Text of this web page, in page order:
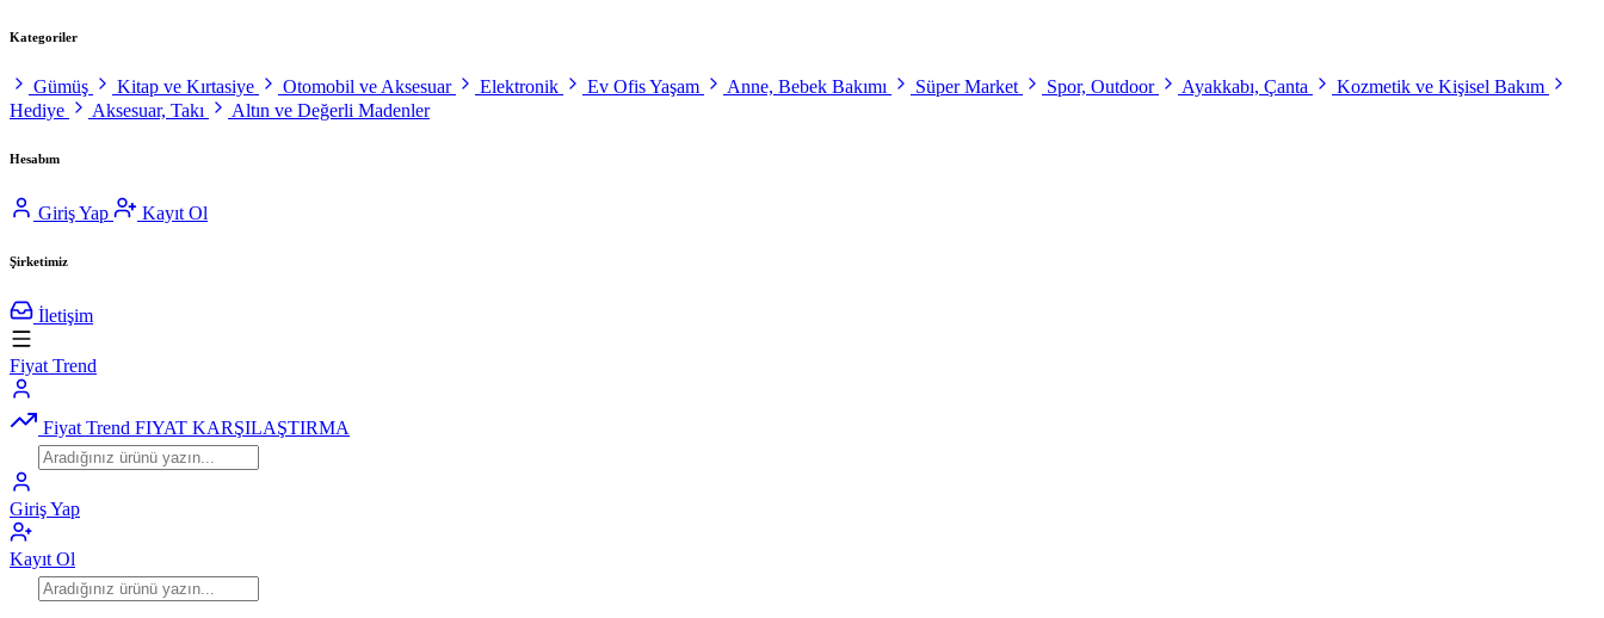
Kategoriler
Gümüş Kitap ve Kırtasiye Otomobil ve Aksesuar Elektronik Ev Ofis Yaşam Anne, Bebek Bakımı Süper Market Spor, Outdoor Ayakkabı, Çanta
Kozmetik ve Kişisel Bakım
Hediye
Aksesuar, Takı Altın ve Değerli Madenler
Hesabım
Giriş Yap Kayıt Ol
Şirketimiz
İletişim
Fiyat Trend
Fiyat Trend FIYAT KARŞILAŞTIRMA
Giriş Yap
Kayıt Ol